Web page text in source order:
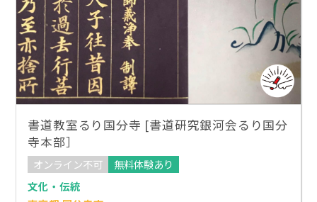
書道教室るり国分寺 [書道研究銀河会るり国分
寺本部］
オンライン不可
無料体験あり
文化・伝統